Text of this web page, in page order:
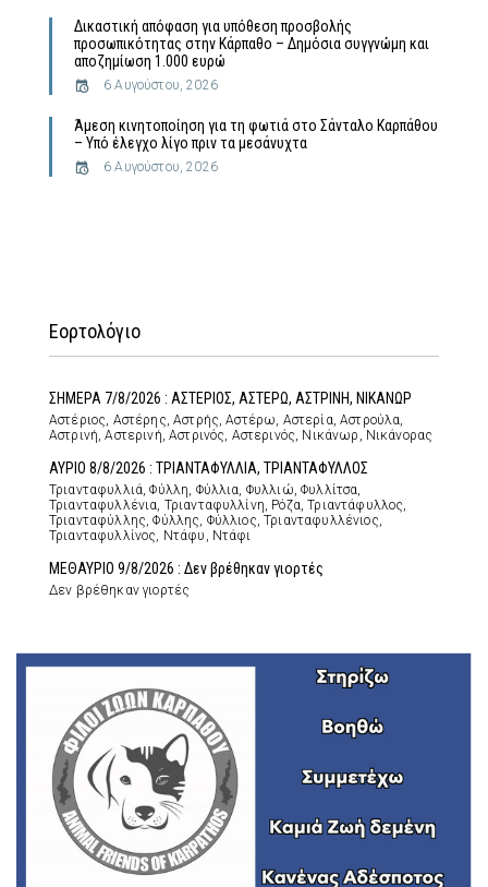
Δικαστική απόφαση για υπόθεση προσβολής
προσωπικότητας στην Κάρπαθο – Δημόσια συγγνώμη και
αποζημίωση 1.000 ευρώ
6 Αυγούστου, 2026
Άμεση κινητοποίηση για τη φωτιά στο Σάνταλο Καρπάθου
– Υπό έλεγχο λίγο πριν τα μεσάνυχτα
6 Αυγούστου, 2026
Εορτολόγιο
ΣΗΜΕΡΑ 7/8/2026 : ΑΣΤΕΡΙΟΣ, ΑΣΤΕΡΩ, ΑΣΤΡΙΝΗ, ΝΙΚΑΝΩΡ
Αστέριος, Αστέρης, Αστρής, Αστέρω, Αστερία, Αστρούλα,
Αστρινή, Αστερινή, Αστρινός, Αστερινός, Νικάνωρ, Νικάνορας
ΑΥΡΙΟ 8/8/2026 : ΤΡΙΑΝΤΑΦΥΛΛΙΑ, ΤΡΙΑΝΤΑΦΥΛΛΟΣ
Τριανταφυλλιά, Φύλλη, Φύλλια, Φυλλιώ, Φυλλίτσα,
Τριανταφυλλένια, Τριανταφυλλίνη, Ρόζα, Τριαντάφυλλος,
Τριανταφύλλης, Φύλλης, Φύλλιος, Τριανταφυλλένιος,
Τριανταφυλλίνος, Ντάφυ, Ντάφι
ΜΕΘΑΥΡΙΟ 9/8/2026 : Δεν βρέθηκαν γιορτές
Δεν βρέθηκαν γιορτές